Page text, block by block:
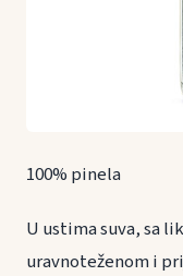
100% pinela
U ustima suva, sa
uravnoteženom i